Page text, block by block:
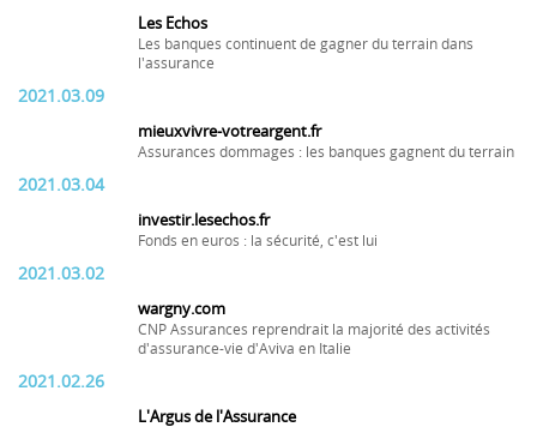
Les Echos
Les banques continuent de gagner du terrain dans
l'assurance
2021.03.09
mieuxvivre-votreargent.fr
Assurances dommages : les banques gagnent du terrain
2021.03.04
investir.lesechos.fr
Fonds en euros : la sécurité, c'est lui
2021.03.02
wargny.com
CNP Assurances reprendrait la majorité des activités
d'assurance-vie d'Aviva en Italie
2021.02.26
L'Argus de l'Assurance